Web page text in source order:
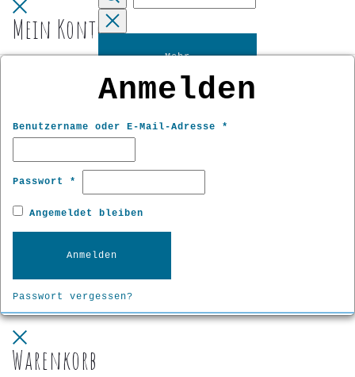
Suche
Mehr
Mein Konto
Anmelden
Benutzername oder E-Mail-Adresse *
Passwort *
Angemeldet bleiben
Anmelden
Passwort vergessen?
Warenkorb